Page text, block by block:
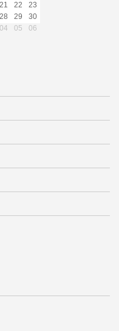
21 22
23
28 29
30
04 05 06